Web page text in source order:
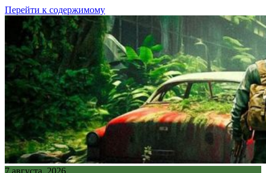
Перейти к содержимому
7 августа, 2026